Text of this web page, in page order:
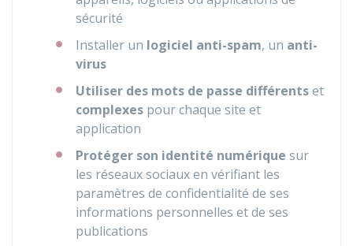
sécurité
Installer un logiciel anti-spam, un anti-
virus
Utiliser des mots de passe différentset
complexes pour chaque site et
application
Protéger son identité numérique sur
les réseaux sociaux en vérifiant les
paramètres de confidentialité de ses
informations personnelles et de ses
publications